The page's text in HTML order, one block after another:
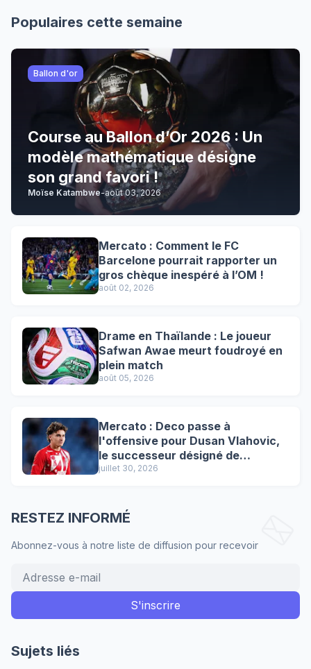
Populaires cette semaine
Ballon d'or
Course au Ballon d’Or 2026 : Un
modèle mathématique désigne
son grand favori !
Moïse Katambwe-août 03, 2026
Mercato : Comment le FC
Barcelone pourrait rapporter un
gros chèque inespéré à l’OM !
août 02, 2026
Drame en Thaïlande : Le joueur
Safwan Awae meurt foudroyé en
plein match
août 05, 2026
Mercato : Deco passe à
l'offensive pour Dusan Vlahovic,
le successeur désigné de
Lewandowski !
juillet 30, 2026
RESTEZ INFORMÉ
Abonnez-vous à notre liste de diffusion pour recevoir
Sujets liés